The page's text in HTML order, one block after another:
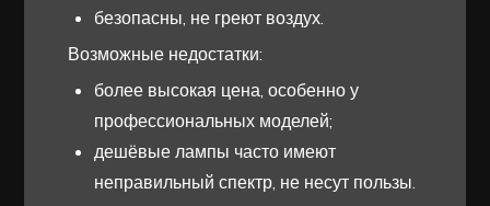
безопасны, не греют воздух.
Возможные недостатки:
более высокая цена, особенно у
профессиональных моделей;
дешёвые лампы часто имеют
неправильный спектр, не несут пользы.